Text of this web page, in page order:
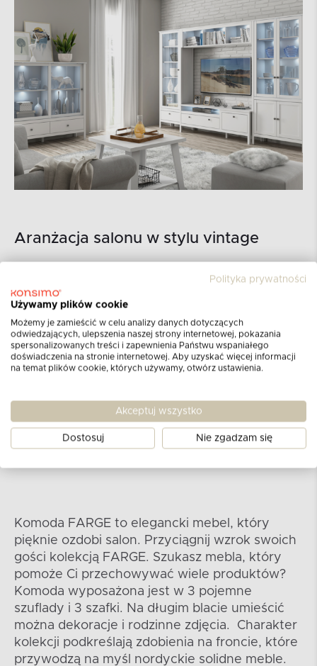
Aranżacja salonu w stylu vintage
Kolekcja Farge została zaprojektowana z
inspiracji stylem vintage w nowoczesnej
odsłonie. Meble zostały utrzymane w prostej,
klasycznej formie. Konstrukcje nabrały
szlachetnego charakteru poprzez wybór białej,
matowej płyty MDF wykończonej melaminą.
Ukłonem w stronę stylu vintage są natomiast
postarzanego grafitu. Całość prezentuje się
niezwykle stylowo nawet w samodzielnych
aranżacjach.
Komoda FARGE to elegancki mebel, który
pięknie ozdobi salon. Przyciągnij wzrok swoich
gości kolekcją FARGE. Szukasz mebla, który
pomoże Ci przechowywać wiele produktów?
Komoda wyposażona jest w 3 pojemne
szuflady i 3 szafki. Na długim blacie umieścić
można dekoracje i rodzinne zdjęcia. Charakter
kolekcji podkreślają zdobienia na froncie, które
przywodzą na myśl nordyckie solidne meble.
Polityka prywatności
Używamy plików cookie
Możemy je zamieścić w celu analizy danych dotyczących
odwiedzających, ulepszenia naszej strony internetowej, pokazania
spersonalizowanych treści i zapewnienia Państwu wspaniałego
doświadczenia na stronie internetowej. Aby uzyskać więcej informacji
na temat plików cookie, których używamy, otwórz ustawienia.
Akceptuj wszystko
Dostosuj Nie zgadzam się